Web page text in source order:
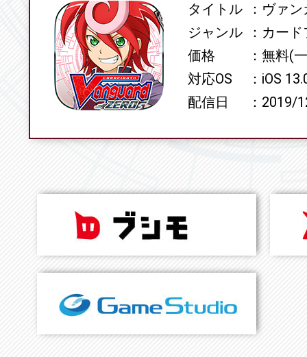
SPECタイトル
ヴァン
ジャンル
カード
価格
無料(
対応OS
iOS
配信日
2019/